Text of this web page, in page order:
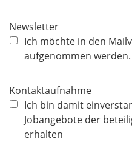
h
l
d
Newsletter
Ich möchte in den
aufgenommen werden.
Kontaktaufnahme
Ich bin damit
Jobangebote der
erhalten